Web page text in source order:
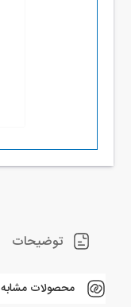
توضیحات
محصولات مشابه